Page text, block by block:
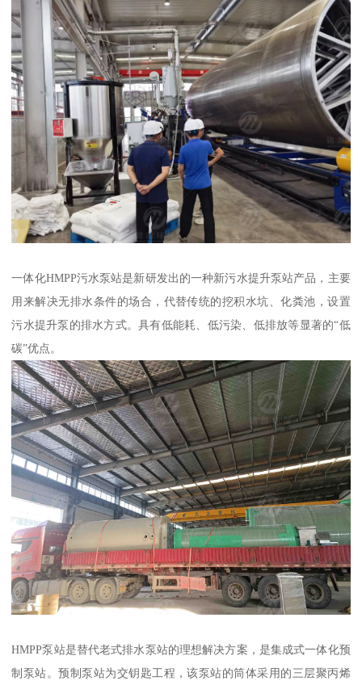
一体化HMPP污水泵站是新研发出的一种新污水提升泵站产品，主要
用来解决无排水条件的场合，代替传统的挖积水坑、化粪池，设置
污水提升泵的排水方式。具有低能耗、低污染、低排放等显著的“低
碳”优点。
HMPP泵站是替代老式排水泵站的理想解决方案，是集成式一体化预
制泵站。预制泵站为交钥匙工程，该泵站的筒体采用的三层聚丙烯